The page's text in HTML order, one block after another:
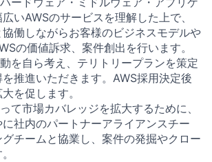
いAWSのサービスを理解した上で、
働しながらお客様のビジネスモデルや
の価値訴求、案件創出を行います。
を自ら考え、テリトリープランを策定
推進いただきます。AWS採用決定後
を促します。
て市場カバレッジを拡大するために、
社内のパートナーアライアンスチー
チームと協業し、案件の発掘やクロー